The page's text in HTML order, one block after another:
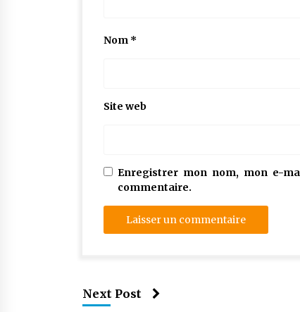
Nom *
Site web
Enregistrer mon nom, mon e-
commentaire.
Next Post